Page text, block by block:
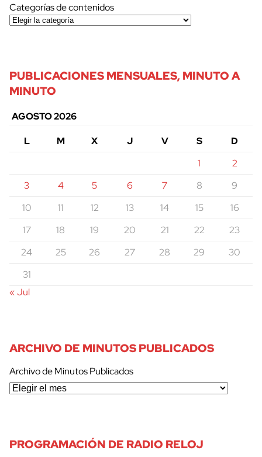
Categorías de contenidos
PUBLICACIONES MENSUALES, MINUTO A
MINUTO
AGOSTO 2026
L
M X J V S
D
1
2
3
4 5 6 7 8
9
10
11 12 13 14 15
16
17
18 19 20 21 22
23
24
25 26 27 28 29
30
31
« Jul
ARCHIVO DE MINUTOS PUBLICADOS
Archivo de Minutos Publicados
PROGRAMACIÓN DE RADIO RELOJ